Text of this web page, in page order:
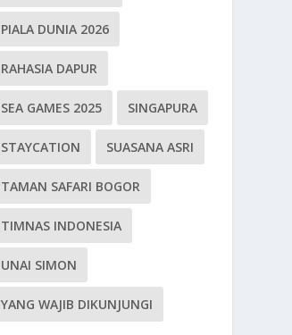
PIALA DUNIA 2026
RAHASIA DAPUR
SEA GAMES 2025 SINGAPURA
STAYCATION SUASANA ASRI
TAMAN SAFARI BOGOR
TIMNAS INDONESIA
UNAI SIMON
YANG WAJIB DIKUNJUNGI